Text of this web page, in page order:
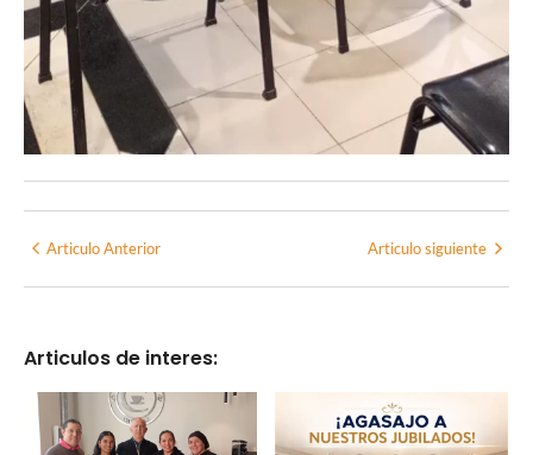
Articulo Anterior Articulo siguiente
Articulos de interes: